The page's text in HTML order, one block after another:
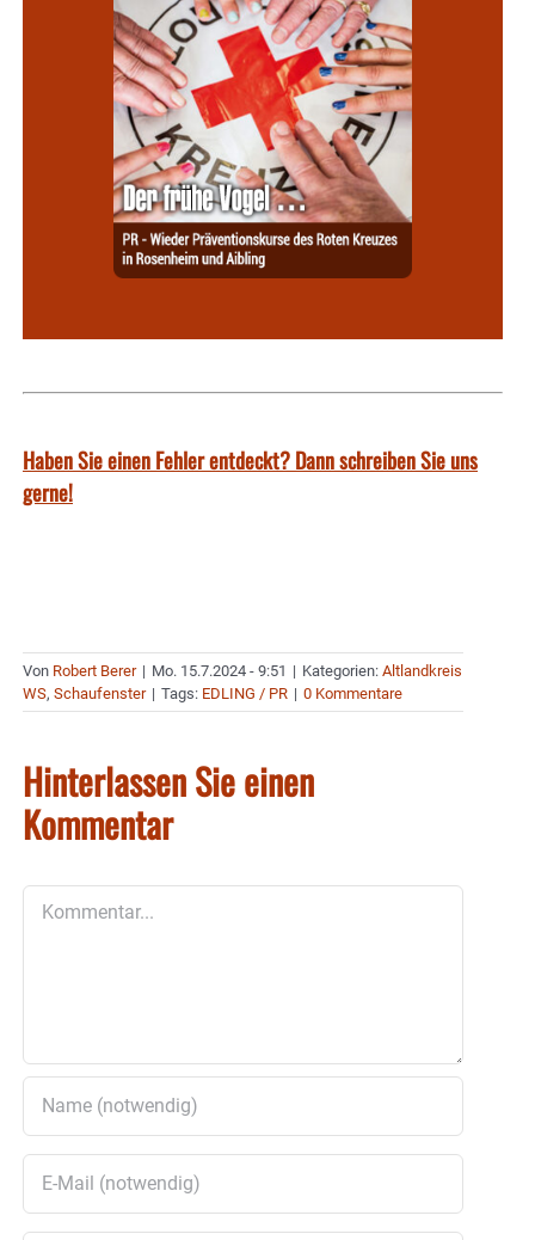
Haben Sie einen Fehler entdeckt? Dann schreiben Sie uns
gerne!
Von Robert Berer | Mo. 15.7.2024 - 9:51 | Kategorien: Altlandkreis
WS, Schaufenster | Tags: EDLING / PR | 0 Kommentare
Hinterlassen Sie einen
Kommentar